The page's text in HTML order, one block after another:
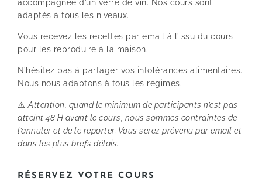
accompagnée d’un verre de vin. Nos cours sont
adaptés à tous les niveaux.
Vous recevez les recettes par email à l’issu du cours
pour les reproduire à la maison.
N’hésitez pas à partager vos intolérances alimentaires.
Nous nous adaptons à tous les régimes.
⚠️Attention, quand le minimum de participants n’est pas
atteint 48 H avant le cours, nous sommes contraintes de
l’annuler et de le reporter. Vous serez prévenu par email et
dans les plus brefs délais.
RÉSERVEZ VOTRE COURS